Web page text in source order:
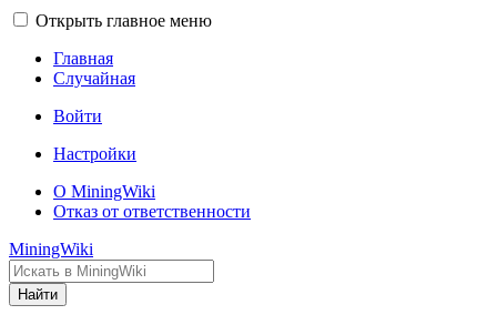
Открыть главное меню
Главная
Случайная
Войти
Настройки
О MiningWiki
Отказ от ответственности
MiningWiki
Найти